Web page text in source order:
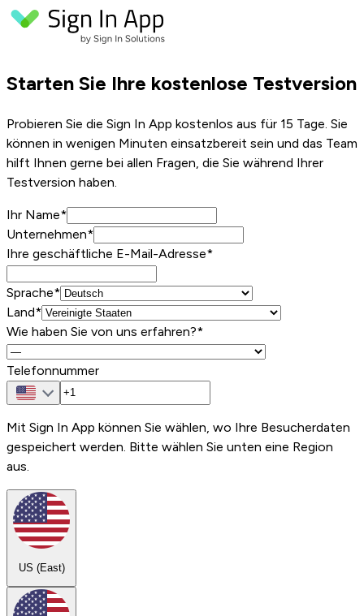
Starten Sie Ihre kostenlose Testversion
Probieren Sie die Sign In App kostenlos aus für 15 Tage. Sie
können in wenigen Minuten einsatzbereit sein und das Team
hilft Ihnen gerne bei allen Fragen, die Sie während Ihrer
Testversion haben.
Ihr Name*
Unternehmen*
Ihre geschäftliche E-Mail-Adresse*
Sprache*
Land*
Wie haben Sie von uns erfahren?*
Telefonnummer
Mit Sign In App können Sie wählen, wo Ihre Besucherdaten
gespeichert werden. Bitte wählen Sie unten eine Region
aus.
US (East)